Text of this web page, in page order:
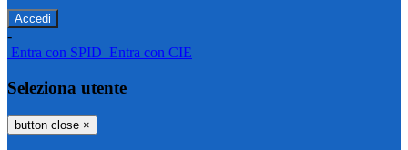
-
Entra con SPID Entra con CIE
Seleziona utente
button close ×